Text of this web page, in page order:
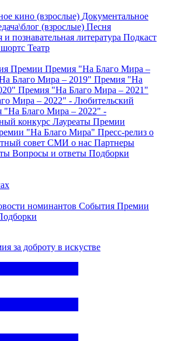
кино (взрослые) Документальное
(взрослые) Песня
познавательная литература Подкаст
Театр
Премии Премия "На Благо Мира –
Благо Мира – 2019" Премия "На
Премия "На Благо Мира – 2021"
Мира – 2022" - Любительский
"На Благо Мира – 2022" -
конкурс Лауреаты Премии
"На Благо Мира" Пресс-релиз о
совет СМИ о нас Партнеры
Вопросы и ответы Подборки
номинантов События Премии
за доброту в искустве